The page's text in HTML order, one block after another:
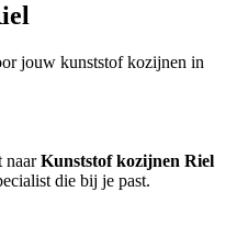
jouw kunststof kozijnen in
naarKunststof kozijnen Riel
die bij je past.